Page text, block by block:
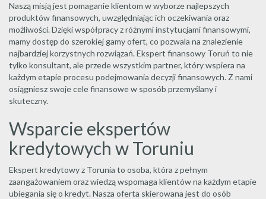
Naszą misją jest pomaganie klientom w wyborze najlepszych
produktów finansowych, uwzględniając ich oczekiwania oraz
możliwości. Dzięki współpracy z różnymi instytucjami finansowymi,
mamy dostęp do szerokiej gamy ofert, co pozwala na znalezienie
najbardziej korzystnych rozwiązań. Ekspert finansowy Toruń to nie
tylko konsultant, ale przede wszystkim partner, który wspiera na
każdym etapie procesu podejmowania decyzji finansowych. Z nami
osiągniesz swoje cele finansowe w sposób przemyślany i
skuteczny.
Wsparcie ekspertów
kredytowych w Toruniu
Ekspert kredytowy z Torunia to osoba, która z pełnym
zaangażowaniem oraz wiedzą wspomaga klientów na każdym etapie
ubiegania się o kredyt. Nasza oferta skierowana jest do osób